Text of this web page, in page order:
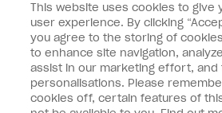
Kundeninformationen
Vernetzen
This website uses cookies to give
user experience. By clicking
you agree to the storing of
to enhance site navigation,
assist in our marketing effort, and
personalisations. Please
cookies off, certain features of